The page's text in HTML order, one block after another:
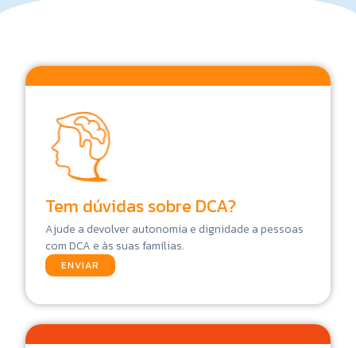
Tem dúvidas sobre DCA?
Ajude a devolver autonomia e dignidade a pessoas
com DCA e às suas famílias.
ENVIAR